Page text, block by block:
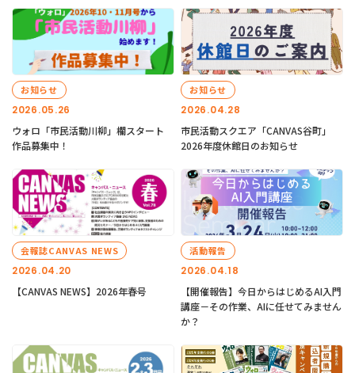
2026.05.26
お知らせ
ウォロ「市民活動川柳」欄スタート
作品募集中！
2026.04.28
お知らせ
市民活動スクエア「CANVAS谷町」
2026年度休館日のお知らせ
2026.04.20
会報誌CANVAS NEWS
【CANVAS NEWS】2026年春号
2026.04.18
活動報告
【開催報告】今日からはじめるAI入門
講座－その作業、AIに任せてみません
か？